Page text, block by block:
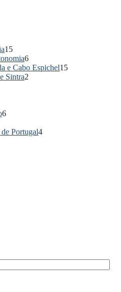
15
6
e Cabo Espichel15
Sintra2
6
Portugal4